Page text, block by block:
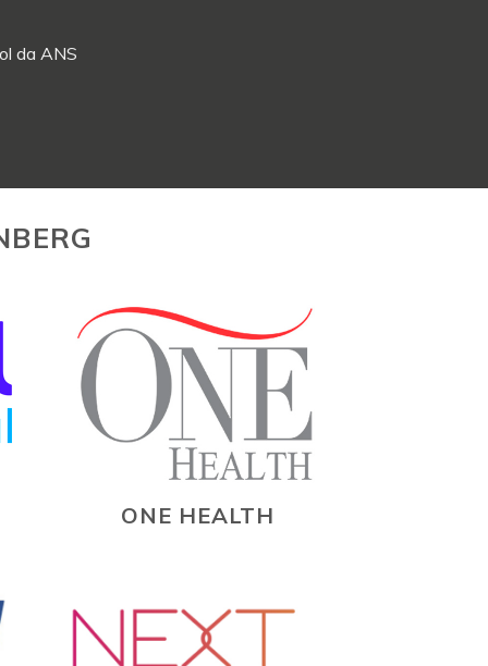
da ANS
ONE HEALTH